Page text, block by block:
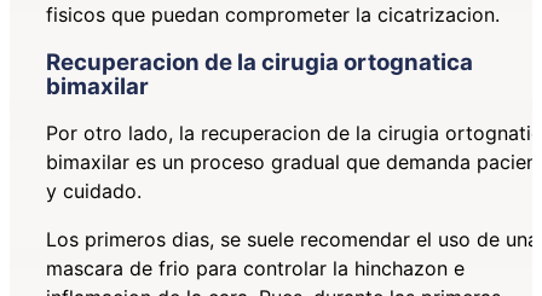
fisicos que puedan comprometer la cicatrizacion.
Recuperacion de la cirugia ortognatica
bimaxilar
Por otro lado, la recuperacion de la cirugia
bimaxilar es un proceso gradual que demanda
y cuidado.
Los primeros dias, se suele recomendar el uso de una
mascara de frio para controlar la hinchazon e